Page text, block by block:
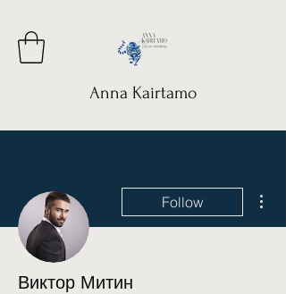
Anna Kairtamo
Follow
Виктор Митин